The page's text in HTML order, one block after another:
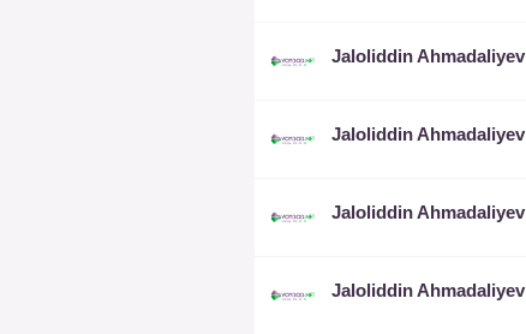
Jaloliddin Ahmadaliyev
Jaloliddin Ahmadaliyev
Jaloliddin Ahmadaliyev
Jaloliddin Ahmadaliyev